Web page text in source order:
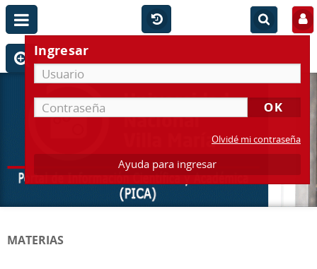
Ingresar
Olvidé mi contraseña
Ayuda para ingresar
MATERIAS